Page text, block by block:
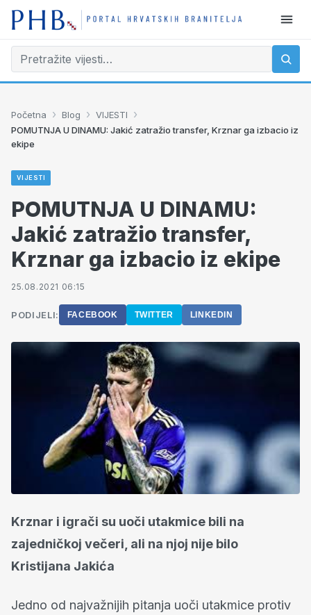
Početna › Blog › VIJESTI ›
POMUTNJA U DINAMU: Jakić zatražio transfer, Krznar ga izbacio iz
ekipe
VIJESTI
POMUTNJA U DINAMU:
Jakić zatražio transfer,
Krznar ga izbacio iz ekipe
25.08.2021 06:15
PODIJELI: FACEBOOK TWITTER LINKEDIN
Krznar i igrači su uoči utakmice bili na
zajedničkoj večeri, ali na njoj nije bilo
Kristijana Jakića
Jedno od najvažnijih pitanja uoči utakmice protiv